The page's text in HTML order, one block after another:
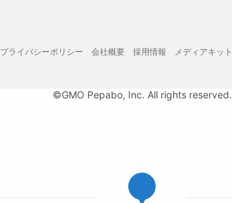
プライバシーポリシー 会社概要 採用情報 メディアキット
©GMO Pepabo, Inc. All rights reserved.